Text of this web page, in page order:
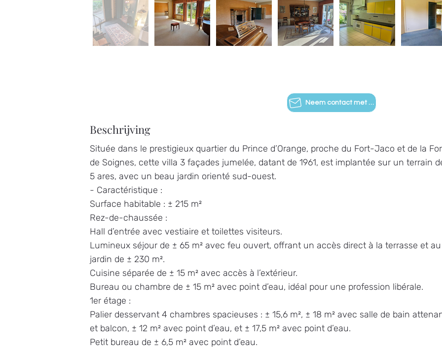
Neem contact met ons op
Beschrijving
Située dans le prestigieux quartier du Prince d’Orange, proche du Fort-Jaco et de la
de Soignes, cette villa 3 façades jumelée, datant de 1961, est implantée sur un terrain
5 ares, avec un beau jardin orienté sud-ouest.
- Caractéristique :
Surface habitable : ± 215 m²
Rez-de-chaussée :
Hall d’entrée avec vestiaire et toilettes visiteurs.
Lumineux séjour de ± 65 m² avec feu ouvert, offrant un accès direct à la terrasse et au
jardin de ± 230 m².
Cuisine séparée de ± 15 m² avec accès à l’extérieur.
Bureau ou chambre de ± 15 m² avec point d’eau, idéal pour une profession libérale.
1er étage :
Palier desservant 4 chambres spacieuses : ± 15,6 m², ± 18 m² avec salle de bain
et balcon, ± 12 m² avec point d’eau, et ± 17,5 m² avec point d’eau.
Petit bureau de ± 6,5 m² avec point d’eau.